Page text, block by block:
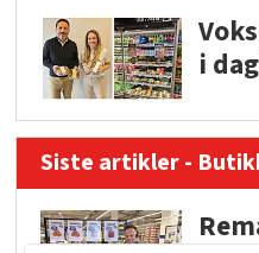
i
Siste artikler -